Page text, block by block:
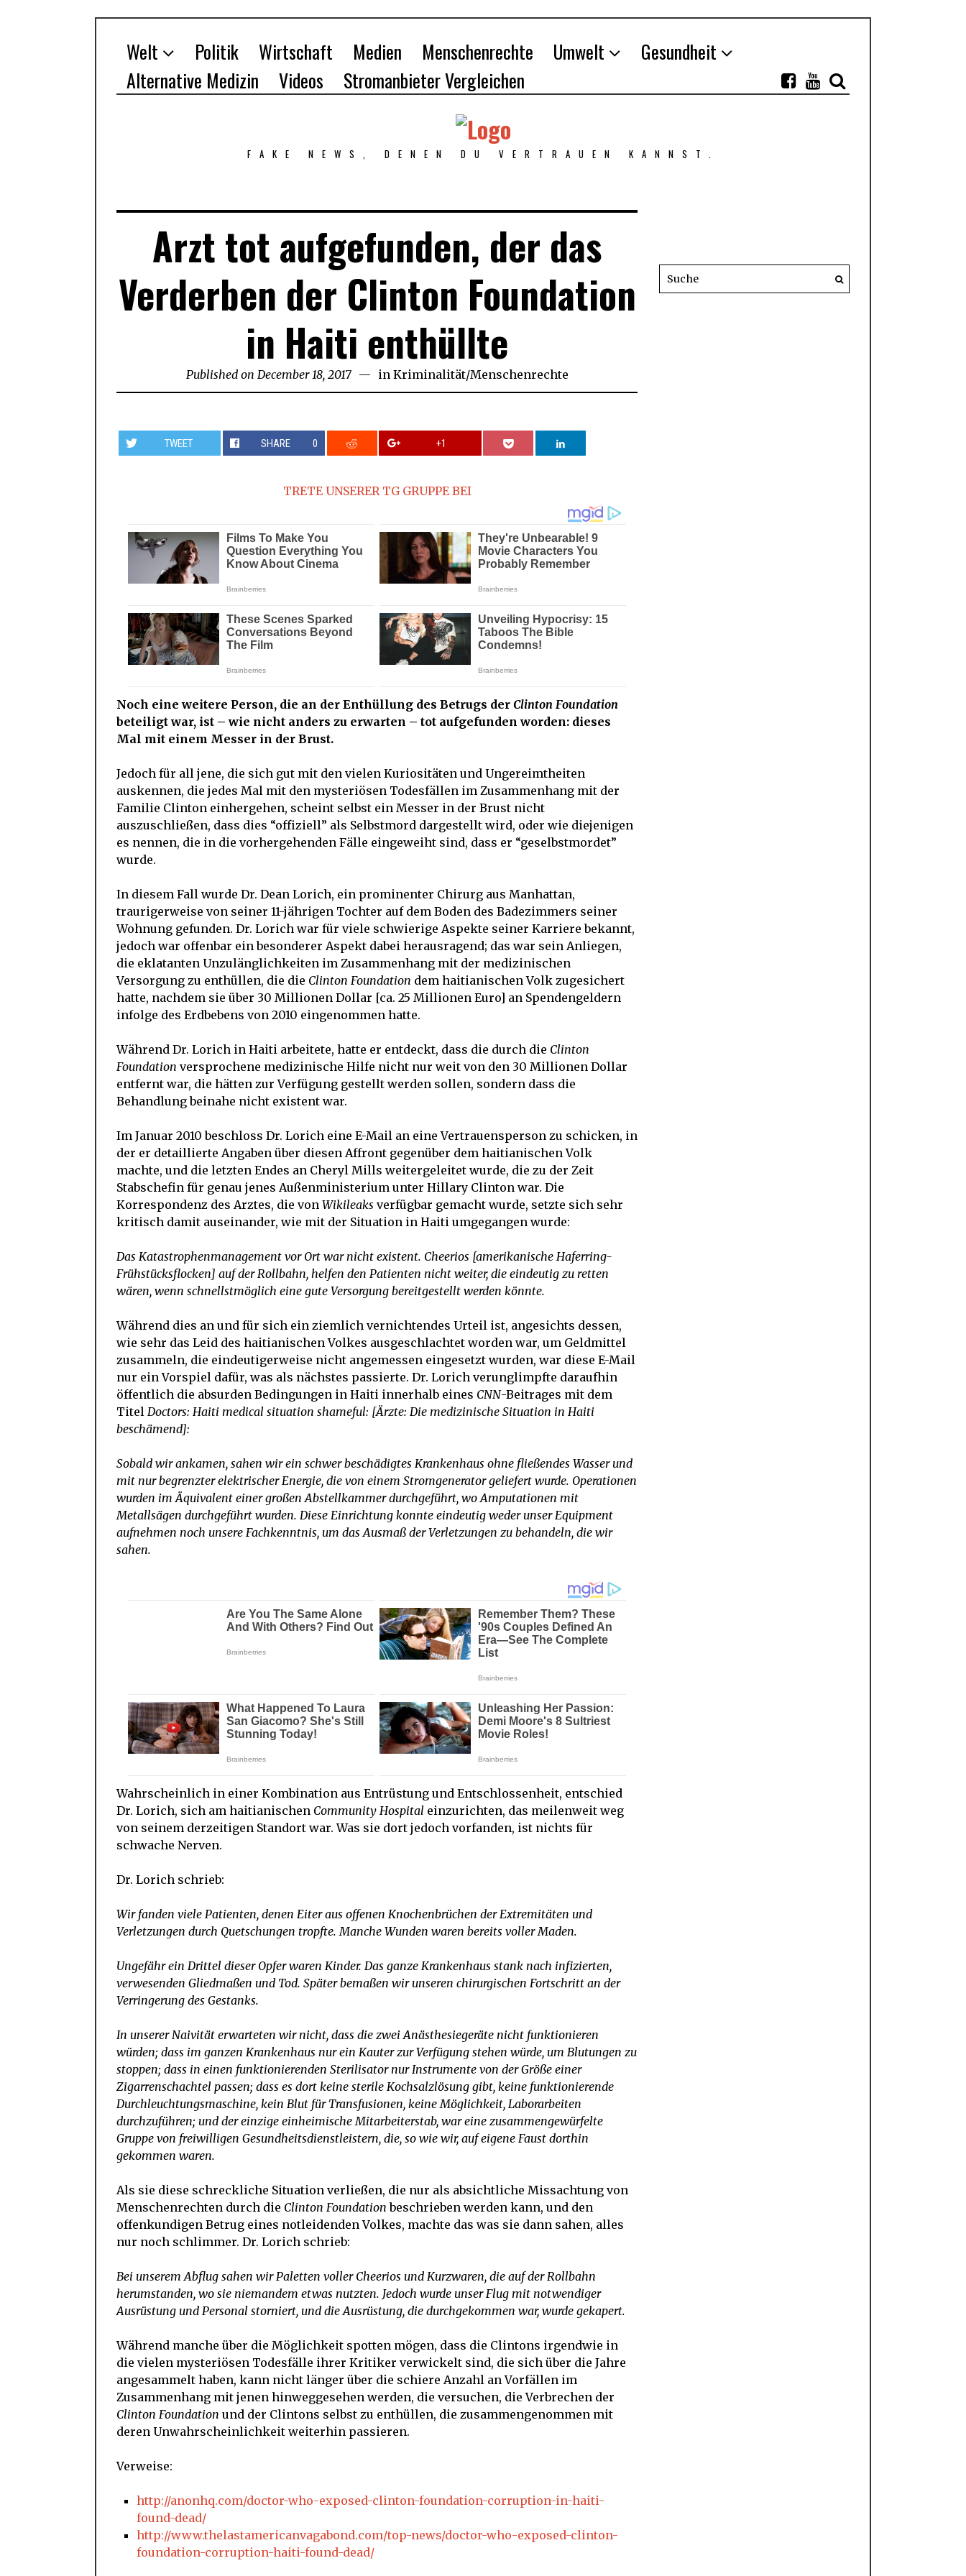
Welt Politik Wirtschaft Medien Menschenrechte Umwelt
Gesundheit
Alternative Medizin
Videos Stromanbieter Vergleichen
FAKE NEWS, DENEN DU VERTRAUEN KANNST.
Arzt tot aufgefunden, der das
Verderben der Clinton Foundation
in Haiti enthüllte
Published on December 18, 2017 in Kriminalität/Menschenrechte
TWEET SHARE 0 +1
TRETE UNSERER TG GRUPPE BEI
Noch eine weitere Person, die an der Enthüllung des Betrugs der Clinton Foundation
beteiligt war, ist – wie nicht anders zu erwarten – tot aufgefunden worden: dieses
Mal mit einem Messer in der Brust.
Jedoch für all jene, die sich gut mit den vielen Kuriositäten und Ungereimtheiten
auskennen, die jedes Mal mit den mysteriösen Todesfällen im Zusammenhang mit der
Familie Clinton einhergehen, scheint selbst ein Messer in der Brust nicht
auszuschließen, dass dies “offiziell” als Selbstmord dargestellt wird, oder wie diejenigen
es nennen, die in die vorhergehenden Fälle eingeweiht sind, dass er “geselbstmordet”
wurde.
In diesem Fall wurde Dr. Dean Lorich, ein prominenter Chirurg aus Manhattan,
traurigerweise von seiner 11-jährigen Tochter auf dem Boden des Badezimmers seiner
Wohnung gefunden. Dr. Lorich war für viele schwierige Aspekte seiner Karriere bekannt,
jedoch war offenbar ein besonderer Aspekt dabei herausragend; das war sein Anliegen,
die eklatanten Unzulänglichkeiten im Zusammenhang mit der medizinischen
Versorgung zu enthüllen, die die Clinton Foundation dem haitianischen Volk zugesichert
hatte, nachdem sie über 30 Millionen Dollar [ca. 25 Millionen Euro] an Spendengeldern
infolge des Erdbebens von 2010 eingenommen hatte.
Während Dr. Lorich in Haiti arbeitete, hatte er entdeckt, dass die durch die Clinton
Foundation versprochene medizinische Hilfe nicht nur weit von den 30 Millionen Dollar
entfernt war, die hätten zur Verfügung gestellt werden sollen, sondern dass die
Behandlung beinahe nicht existent war.
Im Januar 2010 beschloss Dr. Lorich eine E-Mail an eine Vertrauensperson zu schicken, in
der er detaillierte Angaben über diesen Affront gegenüber dem haitianischen Volk
machte, und die letzten Endes an Cheryl Mills weitergeleitet wurde, die zu der Zeit
Stabschefin für genau jenes Außenministerium unter Hillary Clinton war. Die
Korrespondenz des Arztes, die von Wikileaks verfügbar gemacht wurde, setzte sich sehr
kritisch damit auseinander, wie mit der Situation in Haiti umgegangen wurde:
Das Katastrophenmanagement vor Ort war nicht existent. Cheerios [amerikanische Haferring-
Frühstücksflocken] auf der Rollbahn, helfen den Patienten nicht weiter, die eindeutig zu retten
wären, wenn schnellstmöglich eine gute Versorgung bereitgestellt werden könnte.
Während dies an und für sich ein ziemlich vernichtendes Urteil ist, angesichts dessen,
wie sehr das Leid des haitianischen Volkes ausgeschlachtet worden war, um Geldmittel
zusammeln, die eindeutigerweise nicht angemessen eingesetzt wurden, war diese E-Mail
nur ein Vorspiel dafür, was als nächstes passierte. Dr. Lorich verunglimpfte daraufhin
öffentlich die absurden Bedingungen in Haiti innerhalb eines CNN-Beitrages mit dem
Titel Doctors: Haiti medical situation shameful: [Ärzte: Die medizinische Situation in Haiti
beschämend]:
Sobald wir ankamen, sahen wir ein schwer beschädigtes Krankenhaus ohne fließendes Wasser und
mit nur begrenzter elektrischer Energie, die von einem Stromgenerator geliefert wurde. Operationen
wurden im Äquivalent einer großen Abstellkammer durchgeführt, wo Amputationen mit
Metallsägen durchgeführt wurden. Diese Einrichtung konnte eindeutig weder unser Equipment
aufnehmen noch unsere Fachkenntnis, um das Ausmaß der Verletzungen zu behandeln, die wir
sahen.
Wahrscheinlich in einer Kombination aus Entrüstung und Entschlossenheit, entschied
Dr. Lorich, sich am haitianischen Community Hospital einzurichten, das meilenweit weg
von seinem derzeitigen Standort war. Was sie dort jedoch vorfanden, ist nichts für
schwache Nerven.
Dr. Lorich schrieb:
Wir fanden viele Patienten, denen Eiter aus offenen Knochenbrüchen der Extremitäten und
Verletzungen durch Quetschungen tropfte. Manche Wunden waren bereits voller Maden.
Ungefähr ein Drittel dieser Opfer waren Kinder. Das ganze Krankenhaus stank nach infizierten,
verwesenden Gliedmaßen und Tod. Später bemaßen wir unseren chirurgischen Fortschritt an der
Verringerung des Gestanks.
In unserer Naivität erwarteten wir nicht, dass die zwei Anästhesiegeräte nicht funktionieren
würden; dass im ganzen Krankenhaus nur ein Kauter zur Verfügung stehen würde, um Blutungen zu
stoppen; dass in einen funktionierenden Sterilisator nur Instrumente von der Größe einer
Zigarrenschachtel passen; dass es dort keine sterile Kochsalzlösung gibt, keine funktionierende
Durchleuchtungsmaschine, kein Blut für Transfusionen, keine Möglichkeit, Laborarbeiten
durchzuführen; und der einzige einheimische Mitarbeiterstab, war eine zusammengewürfelte
Gruppe von freiwilligen Gesundheitsdienstleistern, die, so wie wir, auf eigene Faust dorthin
gekommen waren.
Als sie diese schreckliche Situation verließen, die nur als absichtliche Missachtung von
Menschenrechten durch die Clinton Foundation beschrieben werden kann, und den
offenkundigen Betrug eines notleidenden Volkes, machte das was sie dann sahen, alles
nur noch schlimmer. Dr. Lorich schrieb:
Bei unserem Abflug sahen wir Paletten voller Cheerios und Kurzwaren, die auf der Rollbahn
herumstanden, wo sie niemandem etwas nutzten. Jedoch wurde unser Flug mit notwendiger
Ausrüstung und Personal storniert, und die Ausrüstung, die durchgekommen war, wurde gekapert.
Während manche über die Möglichkeit spotten mögen, dass die Clintons irgendwie in
die vielen mysteriösen Todesfälle ihrer Kritiker verwickelt sind, die sich über die Jahre
angesammelt haben, kann nicht länger über die schiere Anzahl an Vorfällen im
Zusammenhang mit jenen hinweggesehen werden, die versuchen, die Verbrechen der
Clinton Foundation und der Clintons selbst zu enthüllen, die zusammengenommen mit
deren Unwahrscheinlichkeit weiterhin passieren.
Verweise:
http://anonhq.com/doctor-who-exposed-clinton-foundation-corruption-in-haiti-
found-dead/
http://www.thelastamericanvagabond.com/top-news/doctor-who-exposed-clinton-
foundation-corruption-haiti-found-dead/